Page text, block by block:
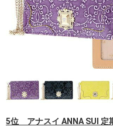
5位 アナスイ ANNA SUI 定